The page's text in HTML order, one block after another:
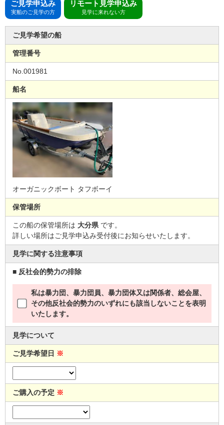
ご見学申込み
実船のご見学の方
リモート見学申込み
見学に来れない方
ご見学希望の船
管理番号
No.001981
船名
オーガニックボート タフボーイ
保管場所
この船の保管場所は 大分県 です。
詳しい場所はご見学申込み受付後にお知らせいたします。
見学に関する注意事項
■ 反社会的勢力の排除
私は暴力団、暴力団員、暴力団体又は関係者、総会屋、
その他反社会的勢力のいずれにも該当しないことを表明
いたします。
見学について
ご見学希望日 ※
ご購入の予定 ※